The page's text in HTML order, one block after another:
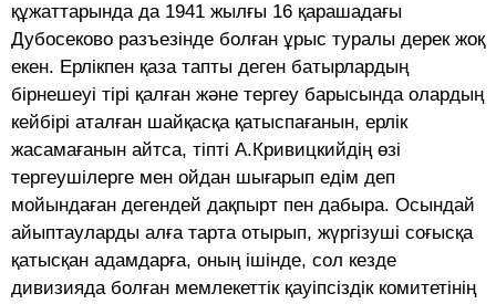
құжаттарында да 1941 жылғы 16 қарашадағы
Дубосеково разъезінде болған ұрыс туралы дерек жоқ
екен. Ерлікпен қаза тапты деген батырлардың
бірнешеуі тірі қалған және тергеу барысында олардың
кейбірі аталған шайқасқа қатыспағанын, ерлік
жасамағанын айтса, тіпті А.Кривицкийдің өзі
тергеушілерге мен ойдан шығарып едім деп
мойындаған дегендей дақпырт пен дабыра. Осындай
айыптауларды алға тарта отырып, жүргізуші соғысқа
қатысқан адамдарға, оның ішінде, сол кезде
дивизияда болған мемлекеттік қауіпсіздік комитетінің